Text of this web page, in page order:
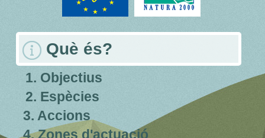
Què és?
1. Objectius
2. Espècies
3. Accions
4. Zones d'actuació